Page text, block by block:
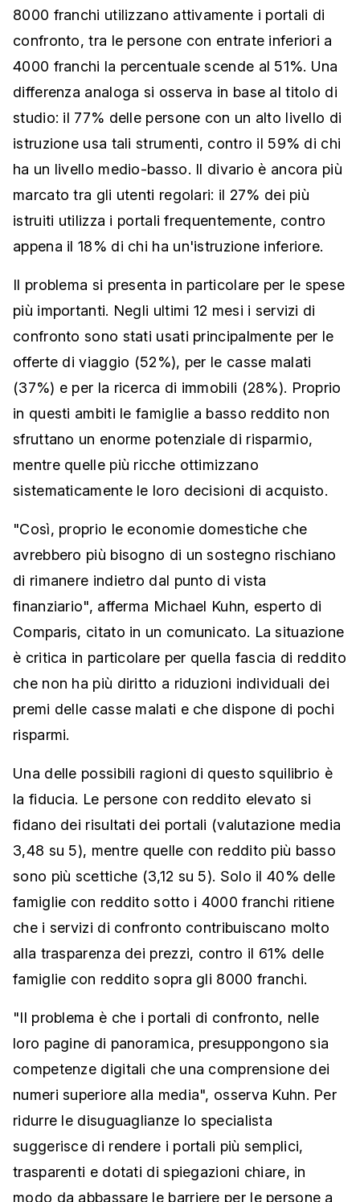
8000 franchi utilizzano attivamente i portali di
confronto, tra le persone con entrate inferiori a
4000 franchi la percentuale scende al 51%. Una
differenza analoga si osserva in base al titolo di
studio: il 77% delle persone con un alto livello di
istruzione usa tali strumenti, contro il 59% di chi
ha un livello medio-basso. Il divario è ancora più
marcato tra gli utenti regolari: il 27% dei più
istruiti utilizza i portali frequentemente, contro
appena il 18% di chi ha un'istruzione inferiore.
Il problema si presenta in particolare per le spese
più importanti. Negli ultimi 12 mesi i servizi di
confronto sono stati usati principalmente per le
offerte di viaggio (52%), per le casse malati
(37%) e per la ricerca di immobili (28%). Proprio
in questi ambiti le famiglie a basso reddito non
sfruttano un enorme potenziale di risparmio,
mentre quelle più ricche ottimizzano
sistematicamente le loro decisioni di acquisto.
"Così, proprio le economie domestiche che
avrebbero più bisogno di un sostegno rischiano
di rimanere indietro dal punto di vista
finanziario", afferma Michael Kuhn, esperto di
Comparis, citato in un comunicato. La situazione
è critica in particolare per quella fascia di reddito
che non ha più diritto a riduzioni individuali dei
premi delle casse malati e che dispone di pochi
risparmi.
Una delle possibili ragioni di questo squilibrio è
la fiducia. Le persone con reddito elevato si
fidano dei risultati dei portali (valutazione media
3,48 su 5), mentre quelle con reddito più basso
sono più scettiche (3,12 su 5). Solo il 40% delle
famiglie con reddito sotto i 4000 franchi ritiene
che i servizi di confronto contribuiscano molto
alla trasparenza dei prezzi, contro il 61% delle
famiglie con reddito sopra gli 8000 franchi.
"Il problema è che i portali di confronto, nelle
loro pagine di panoramica, presuppongono sia
competenze digitali che una comprensione dei
numeri superiore alla media", osserva Kuhn. Per
ridurre le disuguaglianze lo specialista
suggerisce di rendere i portali più semplici,
trasparenti e dotati di spiegazioni chiare, in
modo da abbassare le barriere per le persone a